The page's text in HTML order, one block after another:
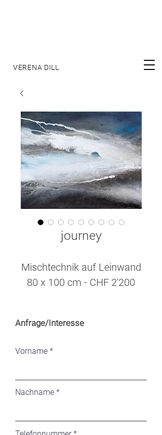
VERENA DILL
journey
Mischtechnik auf Leinwand
80 x 100 cm - CHF 2'200
Anfrage/Interesse
Vorname
Nachname